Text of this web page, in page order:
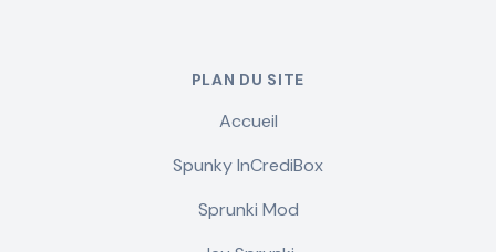
PLAN DU SITE
Accueil
Spunky InCrediBox
Sprunki Mod